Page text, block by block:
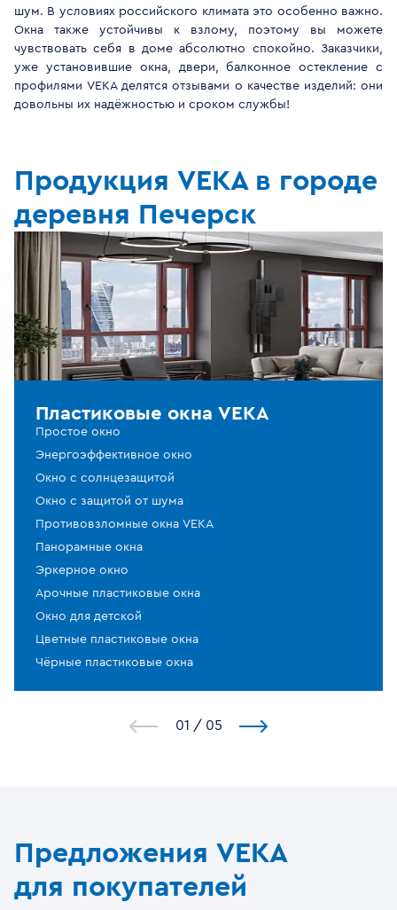
шум. В условиях российского климата это особенно важно.
Окна также устойчивы к взлому, поэтому вы можете
чувствовать себя в доме абсолютно спокойно. Заказчики,
уже установившие окна, двери, балконное остекление с
профилями VEKA делятся отзывами о качестве изделий: они
довольны их надёжностью и сроком службы!
Продукция VEKA в городе
деревня Печерск
Пластиковые окна VEKA
Простое окно
Энергоэффективное окно
Окно с солнцезащитой
Окно с защитой от шума
Противовзломные окна VEKA
Панорамные окна
Эркерное окно
Арочные пластиковые окна
Окно для детской
Цветные пластиковые окна
Чёрные пластиковые окна
1 / 5
Предложения VEKA
для покупателей